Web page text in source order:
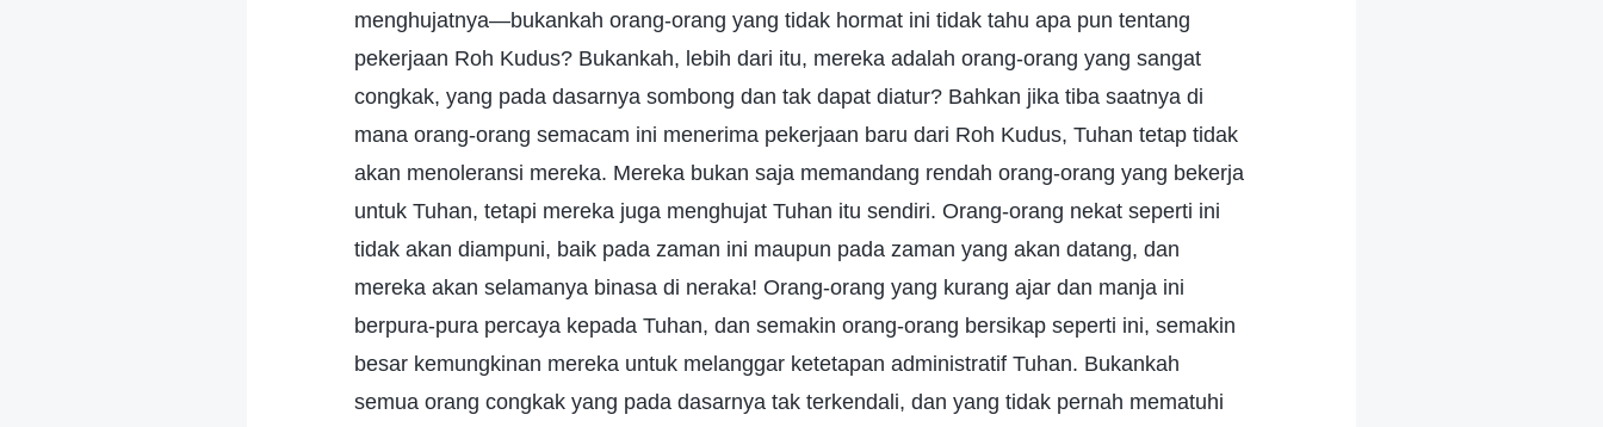
menghujatnya—bukankah orang-orang yang tidak hormat ini tidak tahu apa pun tentang
pekerjaan Roh Kudus? Bukankah, lebih dari itu, mereka adalah orang-orang yang sangat
congkak, yang pada dasarnya sombong dan tak dapat diatur? Bahkan jika tiba saatnya di
mana orang-orang semacam ini menerima pekerjaan baru dari Roh Kudus, Tuhan tetap tidak
akan menoleransi mereka. Mereka bukan saja memandang rendah orang-orang yang bekerja
untuk Tuhan, tetapi mereka juga menghujat Tuhan itu sendiri. Orang-orang nekat seperti ini
tidak akan diampuni, baik pada zaman ini maupun pada zaman yang akan datang, dan
mereka akan selamanya binasa di neraka! Orang-orang yang kurang ajar dan manja ini
berpura-pura percaya kepada Tuhan, dan semakin orang-orang bersikap seperti ini, semakin
besar kemungkinan mereka untuk melanggar ketetapan administratif Tuhan. Bukankah
semua orang congkak yang pada dasarnya tak terkendali, dan yang tidak pernah mematuhi